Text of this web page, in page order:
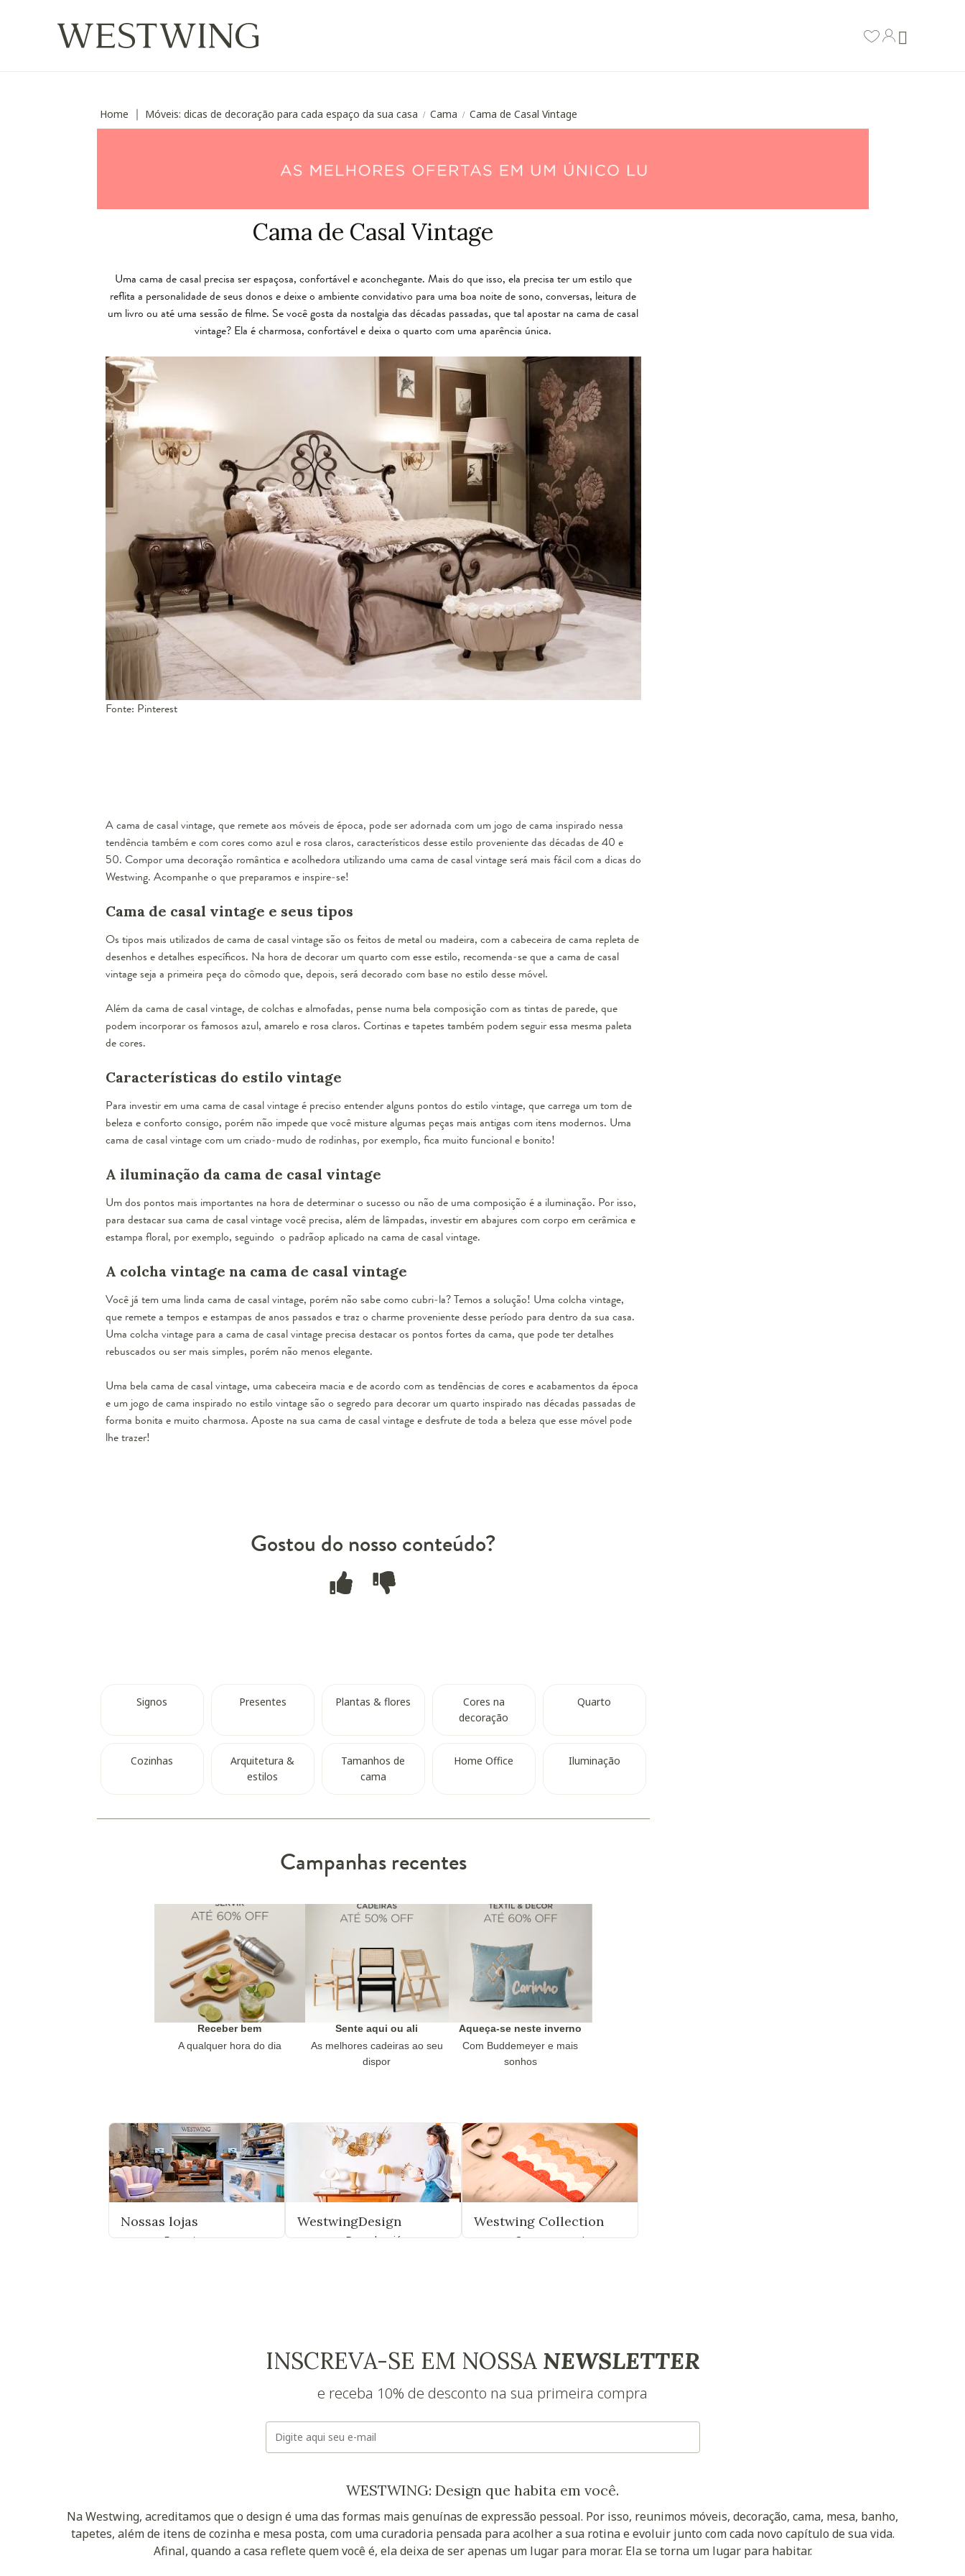
Home Móveis: dicas de decoração para cada espaço da sua casa / Cama / Cama de Casal Vintage
Cama de Casal Vintage
Uma cama de casal precisa ser espaçosa, confortável e aconchegante. Mais do que isso, ela precisa ter um estilo que
reflita a personalidade de seus donos e deixe o ambiente convidativo para uma boa noite de sono, conversas, leitura de
um livro ou até uma sessão de filme. Se você gosta da nostalgia das décadas passadas, que tal apostar na cama de casal
vintage? Ela é charmosa, confortável e deixa o quarto com uma aparência única.
Fonte: Pinterest
A cama de casal vintage, que remete aos móveis de época, pode ser adornada com um jogo de cama inspirado nessa
tendência também e com cores como azul e rosa claros, característicos desse estilo proveniente das décadas de 40 e
50. Compor uma decoração romântica e acolhedora utilizando uma cama de casal vintage será mais fácil com a dicas do
Westwing. Acompanhe o que preparamos e inspire-se!
Cama de casal vintage e seus tipos
Os tipos mais utilizados decama de casal vintagesão os feitos de metal ou madeira, com a cabeceira de cama repleta de
desenhos e detalhes específicos. Na hora de decorar um quarto com esse estilo, recomenda-se que a cama de casal
vintage seja a primeira peça do cômodo que, depois, será decorado com base no estilo desse móvel.
Além da cama de casal vintage, de colchas e almofadas, pense numa bela composição com as tintas de parede, que
podem incorporar os famosos azul, amarelo e rosa claros. Cortinas e tapetes também podem seguir essa mesma paleta
de cores.
Características do estilo vintage
Para investir em uma cama de casal vintage é preciso entender alguns pontos do estilo vintage, que carrega um tom de
beleza e conforto consigo, porém não impede que você misture algumas peças mais antigas com itens modernos. Uma
cama de casal vintage com umcriado-mudo de rodinhas, por exemplo, fica muito funcional e bonito!
A iluminação da cama de casal vintage
Um dos pontos mais importantes na hora de determinar o sucesso ou não de uma composição é a iluminação. Por isso,
para destacar sua cama de casal vintage você precisa, além de lâmpadas, investir em abajures com corpo em cerâmica e
estampa floral, por exemplo, seguindo o padrãop aplicado na cama de casal vintage.
A colcha vintage na cama de casal vintage
Você já tem uma linda cama de casal vintage, porém não sabe como cubri-la? Temos a solução! Uma colcha vintage,
que remete a tempos e estampas de anos passados e traz o charme proveniente desse período para dentro da sua casa.
Uma colcha vintage para a cama de casal vintage precisa destacar os pontos fortes da cama, que pode ter detalhes
rebuscados ou ser mais simples, porém não menos elegante.
Uma bela cama de casal vintage, uma cabeceira macia e de acordo com as tendências de cores e acabamentos da época
e um jogo de cama inspirado no estilo vintage são o segredo para decorar um quarto inspirado nas décadas passadas de
forma bonita e muito charmosa. Aposte na sua cama de casal vintage e desfrute de toda a beleza que esse móvel pode
lhe trazer!
Gostou do nosso conteúdo?
Signos Presentes Plantas & flores
Cores na
decoração
Quarto
Cozinhas
Arquitetura &
estilos
Tamanhos de
cama
Home Office Iluminação
Campanhas recentes
Receber bem
A qualquer hora do dia
Sente aqui ou ali
As melhores cadeiras ao seu
dispor
Aqueça-se neste inverno
Com Buddemeyer e mais
sonhos
Nossas lojas
Encontre uma
WestwingDesign
Descubra já
Westwing Collection
Compre agora!
INSCREVA-SE EM NOSSA NEWSLETTER
e receba 10% de desconto na sua primeira compra
WESTWING: Design que habita em você.
Na Westwing, acreditamos que o design é uma das formas mais genuínas de expressão pessoal. Por isso, reunimos móveis, decoração, cama, mesa, banho,
tapetes, além de itens de cozinha e mesa posta, com uma curadoria pensada para acolher a sua rotina e evoluir junto com cada novo capítulo de sua vida.
Afinal, quando a casa reflete quem você é, ela deixa de ser apenas um lugar para morar. Ela se torna um lugar para habitar.